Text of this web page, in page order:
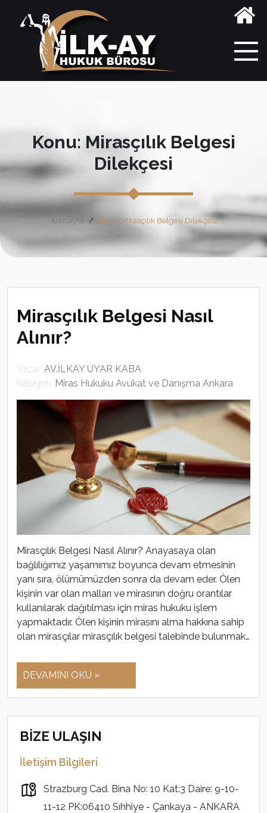
Konu: Mirasçılık Belgesi
Dilekçesi
Anasayfa Etiket: Mirasçılık Belgesi Dilekçesi
Mirasçılık Belgesi Nasıl
Alınır?
Yazar: AV.İLKAY UYAR KABA
Kategori: Miras Hukuku Avukat ve Danışma Ankara
Mirasçılık Belgesi Nasıl Alınır? Anayasaya olan
bağlılığımız yaşamımız boyunca devam etmesinin
yanı sıra, ölümümüzden sonra da devam eder. Ölen
kişinin var olan malları ve mirasının doğru orantılar
kullanılarak dağıtılması için miras hukuku işlem
yapmaktadır. Ölen kişinin mirasını alma hakkına sahip
olan mirasçılar mirasçılık belgesi talebinde bulunmak…
DEVAMINI OKU »
BİZE ULAŞIN
İletişim Bilgileri
Strazburg Cad. Bina No: 10 Kat:3 Daire: 9-10-
11-12 PK:06410 Sıhhiye - Çankaya - ANKARA